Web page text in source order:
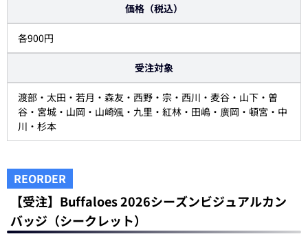
価格（税込）
各900円
受注対象
渡部・太田・若月・森友・西野・宗・西川・麦谷・山下・曽
谷・宮城・山岡・山崎颯・九里・紅林・田嶋・廣岡・頓宮・中
川・杉本
REORDER
【受注】Buffaloes 2026シーズンビジュアルカン
バッジ（シークレット）